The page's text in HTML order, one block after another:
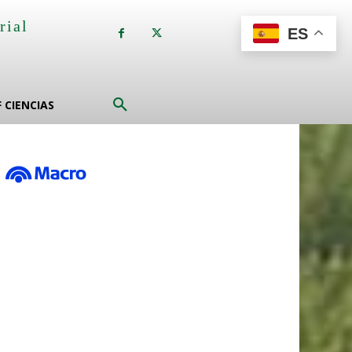
CIENCIAS
ES